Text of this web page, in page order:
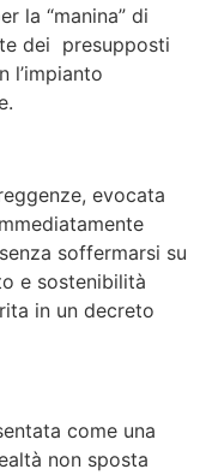
la “manina” di
dei presupposti
l’impianto
evocata
soffermarsi su
e sostenibilità
in un decreto
come una
non sposta